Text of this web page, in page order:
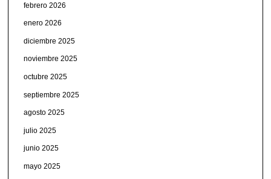
febrero 2026
enero 2026
diciembre 2025
noviembre 2025
octubre 2025
septiembre 2025
agosto 2025
julio 2025
junio 2025
mayo 2025